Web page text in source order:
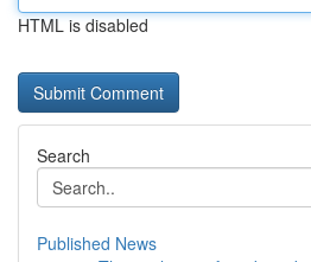
HTML is disabled
Search
Published News